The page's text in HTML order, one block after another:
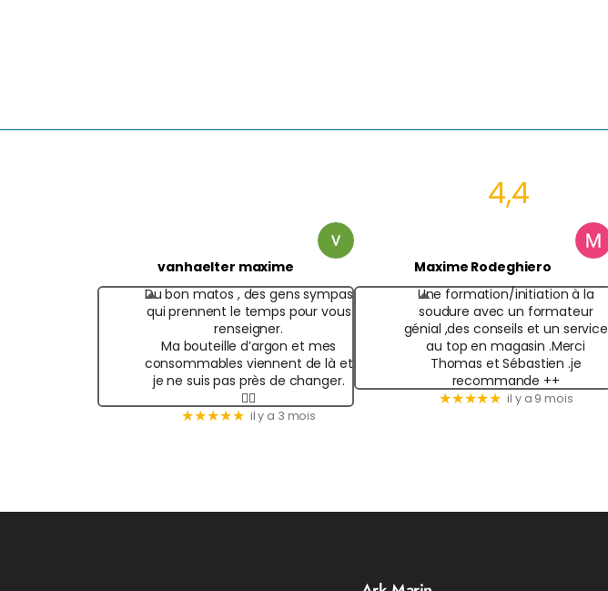
4,4
vanhaelter maxime
Du bon matos , des gens sympas
qui prennent le temps pour vous
renseigner.
Ma bouteille d’argon et mes
consommables viennent de là et
je ne suis pas près de changer.
✌🏻
★★★★★ il y a 3 mois
Maxime Rodeghiero
Une formation/initiation à la
soudure avec un formateur
génial ,des conseils et un service
au top en magasin .Merci
Thomas et Sébastien .je
recommande ++
★★★★★ il y a 9 mois